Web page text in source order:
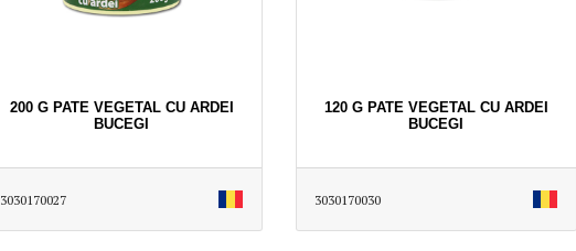
200 G PATE VEGETAL CU ARDEI
BUCEGI
3030170027
120 G PATE VEGETAL CU ARDEI
BUCEGI
3030170030